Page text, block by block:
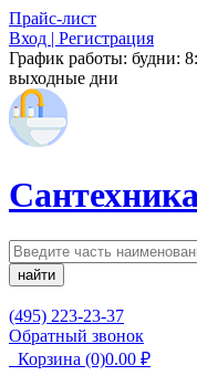
Прайс-лист
Вход | Регистрация
График работы: будни:
выходные дни
найти
(495) 223-23-37
Обратный звонок
Корзина (0)0.00 ₽